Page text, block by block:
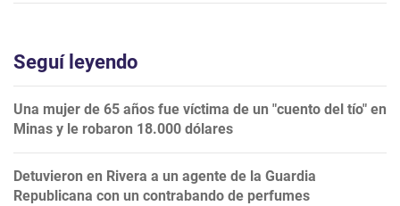
Seguí leyendo
Una mujer de 65 años fue víctima de un "cuento del tío" en
Minas y le robaron 18.000 dólares
Detuvieron en Rivera a un agente de la Guardia
Republicana con un contrabando de perfumes